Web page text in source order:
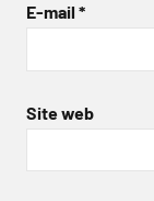
E-mail *
Site web